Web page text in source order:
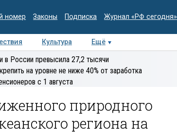
номер Законы Подписка Журнал «РФ сегодня»
Культура Ещё
Интервью Колумнисты
экспертиза
в России превысила 27,2 тысячи
на уровне не ниже 40% от заработка
с 1 августа
природного
региона на